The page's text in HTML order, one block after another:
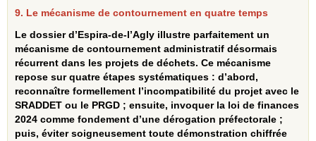
9. Le mécanisme de contournement en quatre temps
Le dossier d’Espira‑de‑l’Agly illustre parfaitement un
mécanisme de contournement administratif désormais
récurrent dans les projets de déchets. Ce mécanisme
repose sur quatre étapes systématiques : d’abord,
reconnaître formellement l’incompatibilité du projet avec le
SRADDET ou le PRGD ; ensuite, invoquer la loi de finances
2024 comme fondement d’une dérogation préfectorale ;
puis, éviter soigneusement toute démonstration chiffrée